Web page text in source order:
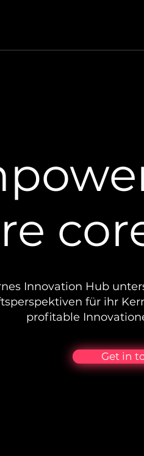
Innovation Hub
für ihr
profitable
Get in